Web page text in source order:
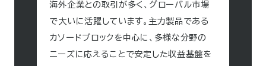
海外企業との取引が多く、グローバル市場
で大いに活躍しています。主力製品である
カソードブロックを中心に、多様な分野の
ニーズに応えることで安定した収益基盤を